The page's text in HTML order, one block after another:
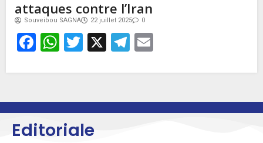
attaques contre l’Iran
Souveibou SAGNA 22 juillet 2025 0
Facebook
WhatsApp
Twitter
X Telegram
Editoriale